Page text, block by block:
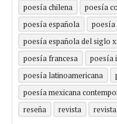
poesía chilena
poesía
poesía española
poesía
poesía española del siglo
poesía francesa
poesía
poesía latinoamericana
poesía mexicana
reseña
revista